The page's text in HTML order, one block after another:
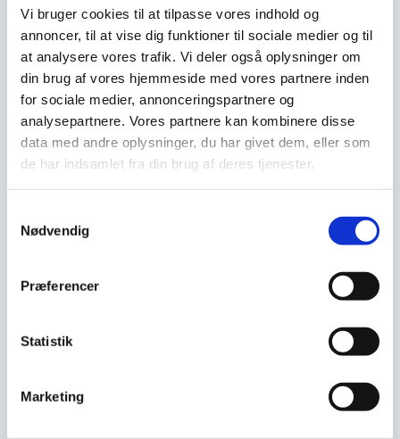
Vi bruger cookies til at tilpasse vores indhold og
annoncer, til at vise dig funktioner til sociale medier og til
at analysere vores trafik. Vi deler også oplysninger om
din brug af vores hjemmeside med vores partnere inden
for sociale medier, annonceringspartnere og
analysepartnere. Vores partnere kan kombinere disse
data med andre oplysninger, du har givet dem, eller som
de har indsamlet fra din brug af deres tjenester.
Nødvendig
Præferencer
Statistik
Marketing
Høj bageform Ø20cm, H4,5cm
45,69
94,95DKK
Bagepensel med silicone
børste, Steel Function
Bagepensel med silicone
børste, Steel Function
79,95 DKK
Vi prismatcher
af…